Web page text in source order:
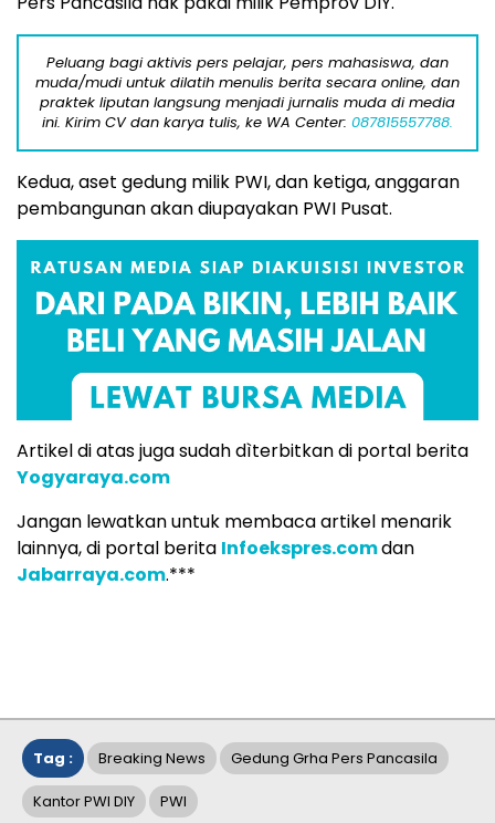
Peluang bagi aktivis pers pelajar, pers mahasiswa, dan
muda/mudi untuk dilatih menulis berita secara online, dan
praktek liputan langsung menjadi jurnalis muda di media
ini. Kirim CV dan karya tulis, ke WA Center: 087815557788.
Kedua, aset gedung milik PWI, dan ketiga, anggaran
pembangunan akan diupayakan PWI Pusat.
Artikel di atas juga sudah dìterbitkan di portal berita
Yogyaraya.com
Jangan lewatkan untuk membaca artikel menarik
lainnya, di portal berita Infoekspres.comdan
Jabarraya.com.***
Tag : Breaking News Gedung Grha Pers Pancasila
Kantor PWI DIY PWI